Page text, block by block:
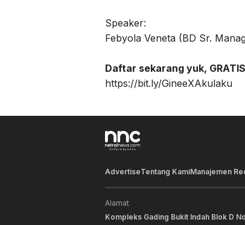
Speaker:
Febyola Veneta (BD Sr.
Daftar sekarang yuk,
https://bit.ly/GineeXAkulaku
AdvertiseTentang KamiManajemen
Alamat
Kompleks Gading Bukit Indah Blok D